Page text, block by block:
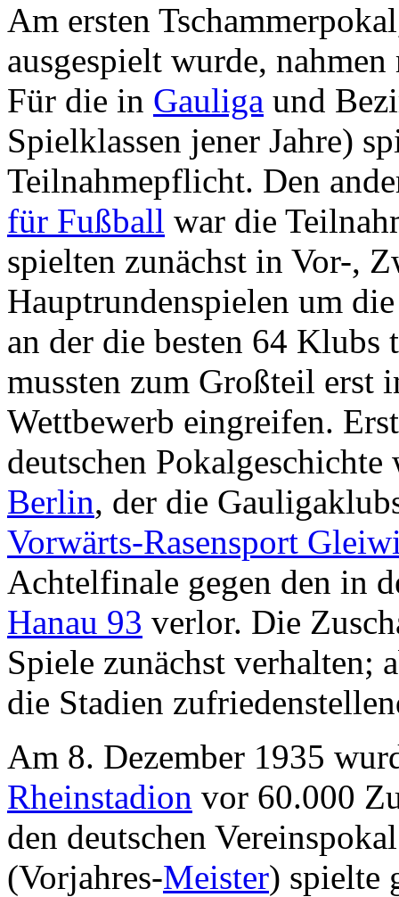
Am ersten
ausgespielt wurde,
Für die in Gauliga und
Spielklassen jener Jahre)
Teilnahmepflicht. Den
für Fußball war die
spielten zunächst in Vor-,
Hauptrundenspielen um
an der die besten 64
mussten zum Großteil erst
Wettbewerb eingreifen.
deutschen
Berlin, der die
Vorwärts-Rasensport
Achtelfinale gegen den in
Hanau 93 verlor. Die
Spiele zunächst verhalten;
die Stadien
Am 8. Dezember 1935
Rheinstadion vor 60.000
den deutschen
(Vorjahres-Meister) spielte